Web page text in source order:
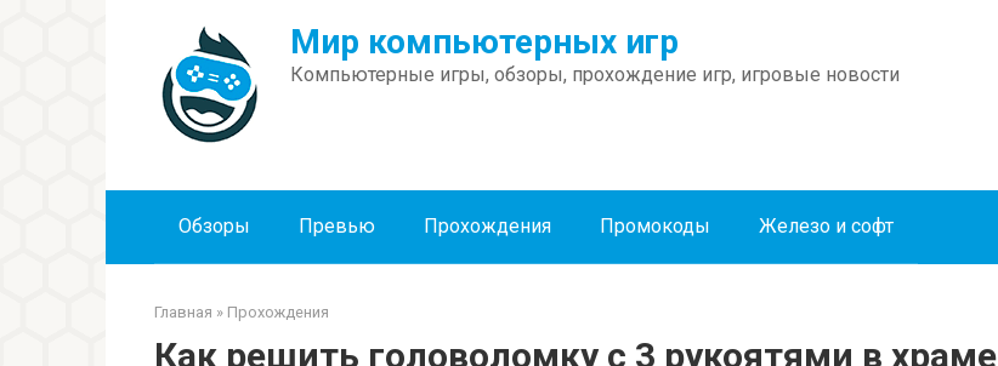
Мир компьютерных игр
Компьютерные игры, обзоры, прохождение игр, игровые новости
Обзоры Превью Прохождения Промокоды Железо и софт
Главная » Прохождения
Как решить головоломку с 3 рукоятями в храме